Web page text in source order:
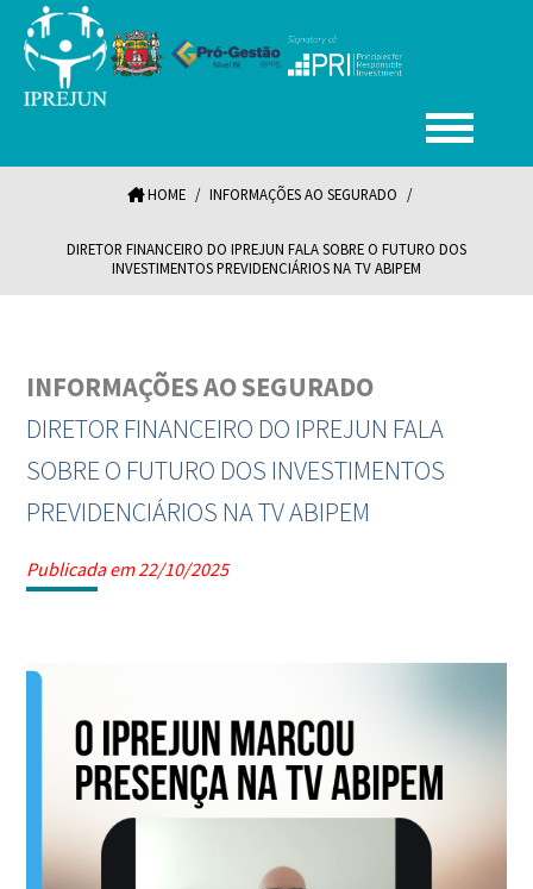
HOME / INFORMAÇÕES AO SEGURADO /
DIRETOR FINANCEIRO DO IPREJUN FALA SOBRE O FUTURO DOS
INVESTIMENTOS PREVIDENCIÁRIOS NA TV ABIPEM
INFORMAÇÕES AO SEGURADO
DIRETOR FINANCEIRO DO IPREJUN FALA
SOBRE O FUTURO DOS INVESTIMENTOS
PREVIDENCIÁRIOS NA TV ABIPEM
Publicada em 22/10/2025